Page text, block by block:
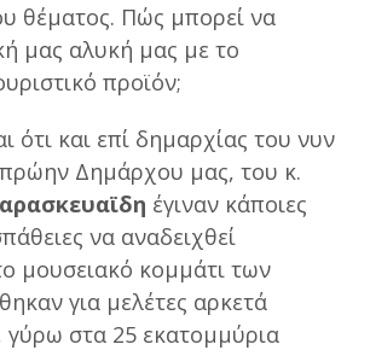
θέματος. Πώς μπορεί να
μας αλυκή μας με το
προϊόν;
ότι και επί δημαρχίας του νυν
πρώην Δημάρχου μας, του κ.
έγιναν κάποιες
να αναδειχθεί
μουσειακό κομμάτι των
για μελέτες αρκετά
γύρω στα 25 εκατομμύρια